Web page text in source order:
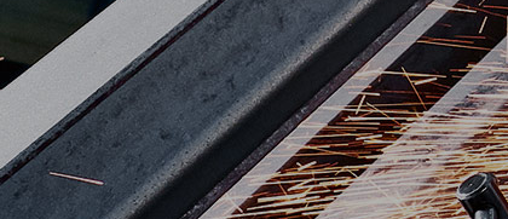
SOLDADORES SEGURIDAD